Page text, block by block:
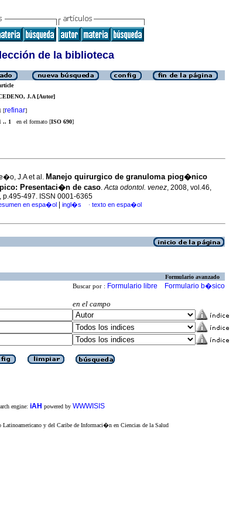
de la biblioteca
J.A [Autor]
[refinar]
.. 1 en el formato [ISO 690]
J.A et al. Manejo quirurgico de granuloma piog�nico
: Presentaci�n de caso.Acta odontol. venez, 2008, vol.46,
p.495-497. ISSN 0001-6365
en espa�ol ingl�s · texto en espa�ol
Formulario avanzado
Buscar por : Formulario libre Formulario b�sico
en el campo
engine: iAH powered by WWWISIS
y del Caribe de Informaci�n en Ciencias de la Salud